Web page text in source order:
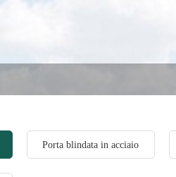
Porta blindata in acciaio